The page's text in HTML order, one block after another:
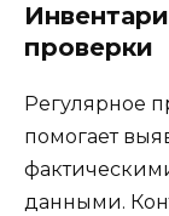
проверки
Регулярное
помогает
данными.